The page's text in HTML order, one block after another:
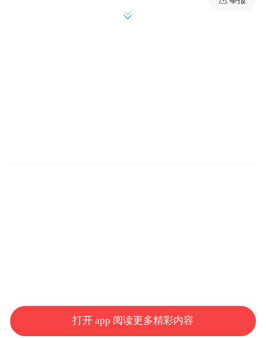
化管理，致力于为全体居民营造一个更加整
打开 app 阅读更多精彩内容